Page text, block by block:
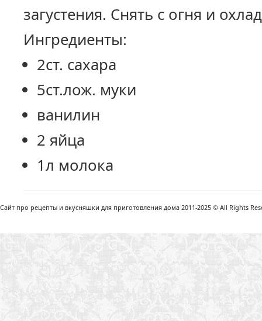
загустения. Снять с огня и
Ингредиенты:
2ст. сахара
5ст.лож. муки
ванилин
2 яйца
1л молока
Сайт про рецепты и вкусняшки для приготовления дома 2011-2025 © All Rights